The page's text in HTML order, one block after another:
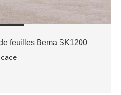
feuilles Bema SK1200